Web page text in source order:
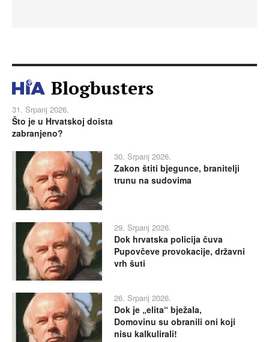
Blogbusters
31. Srpanj 2026.
Što je u Hrvatskoj doista
zabranjeno?
30. Srpanj 2026.
Zakon štiti bjegunce, branitelji
trunu na sudovima
29. Srpanj 2026.
Dok hrvatska policija čuva
Pupovčeve provokacije, državni
vrh šuti
26. Srpanj 2026.
Dok je „elita“ bježala,
Domovinu su obranili oni koji
nisu kalkulirali!